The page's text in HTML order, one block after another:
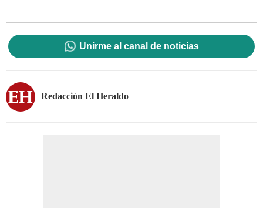
Unirme al canal de noticias
Redacción El Heraldo